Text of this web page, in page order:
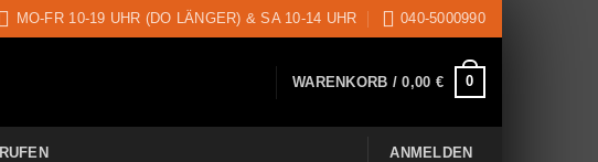
MO-FR 10-19 UHR (DO LÄNGER) & SA 10-14 UHR 040-5000990
WARENKORB /0,00 € 0
ANMELDEN